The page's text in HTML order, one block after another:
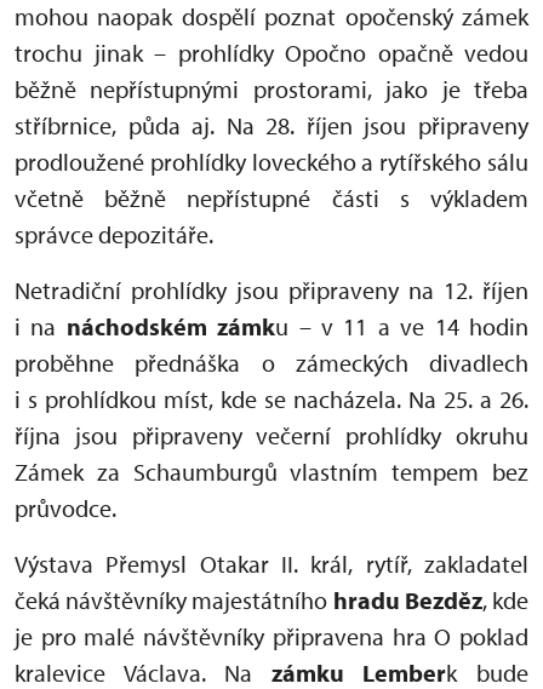
mohou naopak dospělí poznat opočenský zámek
trochu jinak – prohlídky Opočno opačně vedou
běžně nepřístupnými prostorami, jako je třeba
stříbrnice, půda aj. Na 28. říjen jsou připraveny
prodloužené prohlídky loveckého a rytířského sálu
včetně běžně nepřístupné části s výkladem
správce depozitáře.
Netradiční prohlídky jsou připraveny na 12. říjen
i na náchodském zámku – v 11 a ve 14 hodin
proběhne přednáška o zámeckých divadlech
i s prohlídkou míst, kde se nacházela. Na 25. a 26.
října jsou připraveny večerní prohlídky okruhu
Zámek za Schaumburgů vlastním tempem bez
průvodce.
Výstava Přemysl Otakar II. král, rytíř, zakladatel
čeká návštěvníky majestátního hradu Bezděz, kde
je pro malé návštěvníky připravena hra O poklad
kralevice Václava. Na zámku Lemberk bude